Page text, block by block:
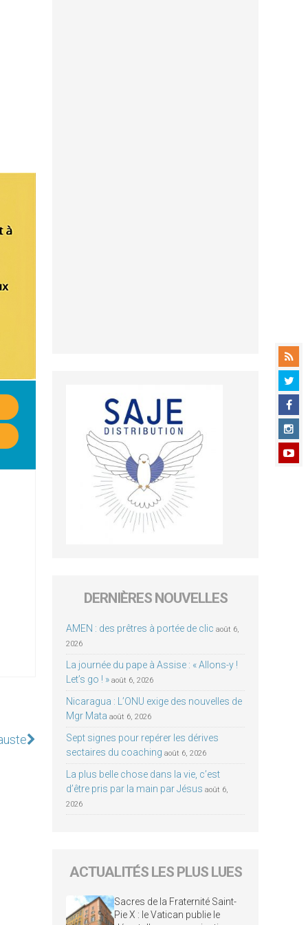
DERNIÈRES NOUVELLES
AMEN : des prêtres à portée de clic août 6,
2026
La journée du pape à Assise : « Allons-y !
Let’s go ! » août 6, 2026
Nicaragua : L’ONU exige des nouvelles de
Mgr Mata août 6, 2026
Sept signes pour repérer les dérives
sectaires du coaching août 6, 2026
La plus belle chose dans la vie, c’est
d’être pris par la main par Jésus août 6,
2026
ACTUALITÉS LES PLUS LUES
Sacres de la Fraternité Saint-
Pie X : le Vatican publie le